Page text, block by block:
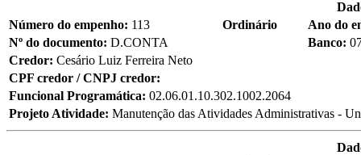
Número do empenho: 113 Ordinário
Ano do
Nº do documento: D.CONTA Banco:
Credor: Cesário Luiz Ferreira Neto
CPF credor / CNPJ credor:
Funcional Programática: 02.06.01.10.302.1002.2064
Projeto Atividade: Manutenção das Atividades Administrativas -